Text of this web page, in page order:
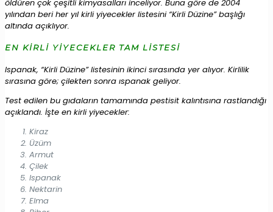
öldüren çok çeşitli kimyasalları inceliyor. Buna göre de 2004
yılından beri her yıl kirli yiyecekler listesini “Kirli Düzine” başlığı
altında açıklıyor.
EN KİRLİ YİYECEKLER TAM LİSTESİ
Ispanak, “Kirli Düzine” listesinin ikinci sırasında yer alıyor. Kirlilik
sırasına göre; çilekten sonra ıspanak geliyor.
Test edilen bu gıdaların tamamında pestisit kalıntısına rastlandığı
açıklandı. İşte en kirli yiyecekler:
Kiraz
Üzüm
Armut
Çilek
Ispanak
Nektarin
Elma